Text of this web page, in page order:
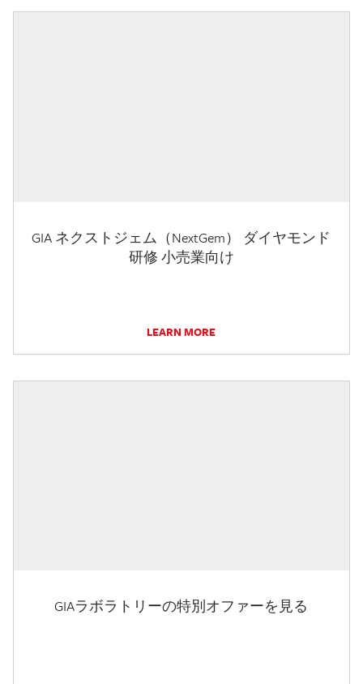
GIA ネクストジェム（NextGem） ダイヤモンド
研修 小売業向け
LEARN MORE
GIAラボラトリーの特別オファーを見る